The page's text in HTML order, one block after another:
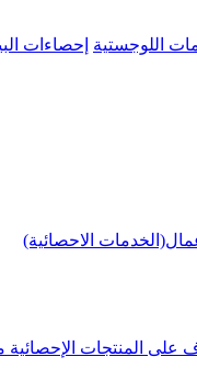
اللوجستية إحصاءات
الاحصائية)
على المنتجات الإحصائية